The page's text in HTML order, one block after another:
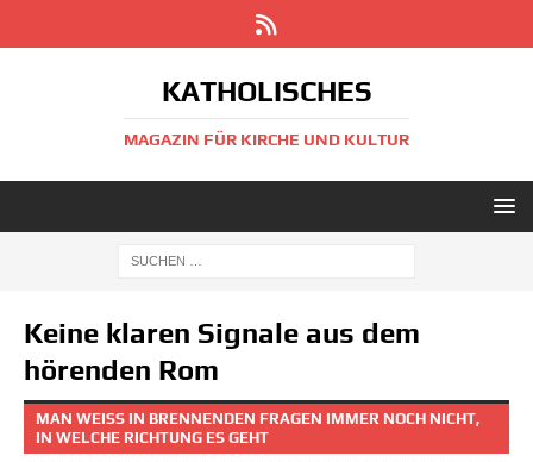
KATHOLISCHES
MAGAZIN FÜR KIRCHE UND KULTUR
Keine klaren Signale aus dem
hörenden Rom
MAN WEISS IN BRENNENDEN FRAGEN IMMER NOCH NICHT,
IN WELCHE RICHTUNG ES GEHT